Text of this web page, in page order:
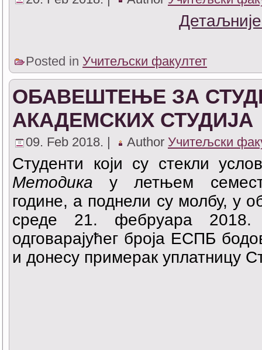
Posted in Учитељски факултет
ОБАВЕШТЕЊЕ ЗА
АКАДЕМСКИХ СТУДИЈА
09. Feb 2018. | Author Учитељски
Студенти који су стекли
Методика у летњем
године, а поднели су молбу, у
среде 21. фебруара 2018.
одговарајућег броја ЕСПБ
и донесу примерак уплатницу